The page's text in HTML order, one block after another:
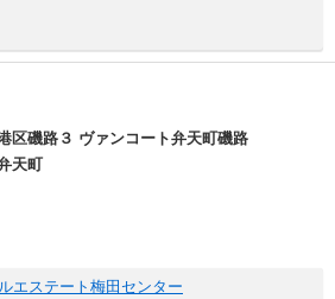
区磯路３ ヴァンコート弁天町磯路
天町
エステート梅田センター